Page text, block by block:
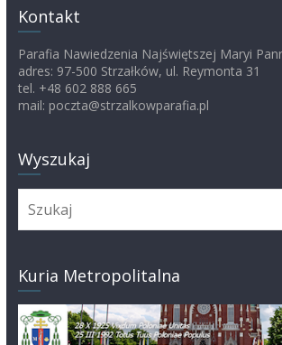
Kontakt
Parafia Nawiedzenia Najświętszej Maryi
adres: 97-500 Strzałków, ul. Reymonta 31
tel. +48 602 888 665
mail: poczta@strzalkowparafia.pl
Wyszukaj
Kuria Metropolitalna